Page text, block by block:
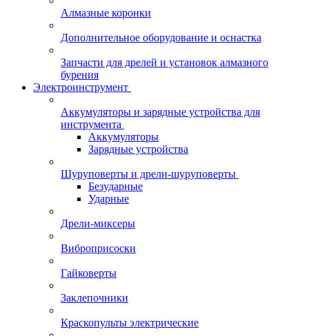
Алмазные коронки
Дополнительное оборудование и оснастка
Запчасти для дрелей и установок алмазного
бурения
Электроинструмент
Аккумуляторы и зарядные устройства для
инструмента
Аккумуляторы
Зарядные устройства
Шуруповерты и дрели-шуруповерты
Безударные
Ударные
Дрели-миксеры
Виброприсоски
Гайковерты
Заклепочники
Краскопульты электрические